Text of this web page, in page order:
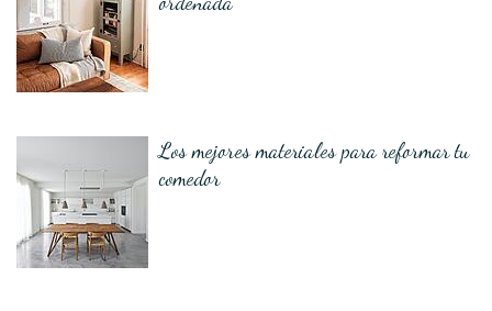
Los mejores materiales para reformar tu
comedor